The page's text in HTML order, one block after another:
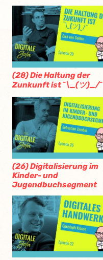
(28) Die Haltung der
Zunkunft ist ¯\_(ツ)_/¯
(26) Digitalisierung im
Kinder- und
Jugendbuchsegment